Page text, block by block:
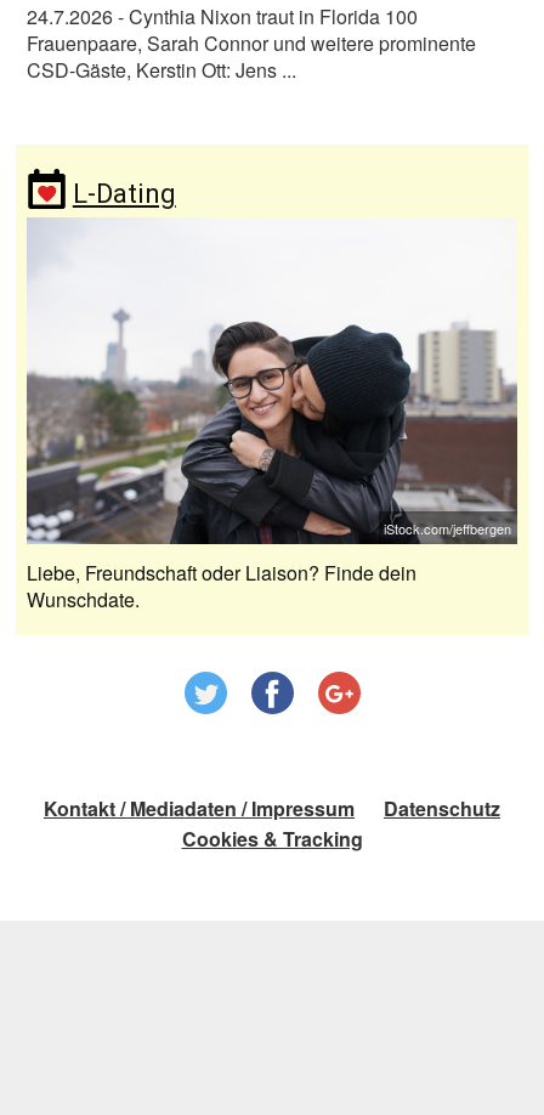
24.7.2026- Cynthia Nixon traut in Florida 100
Frauenpaare, Sarah Connor und weitere prominente
CSD-Gäste, Kerstin Ott: Jens ...
L-Dating
iStock.com/jeffbergen
Liebe, Freundschaft oder Liaison? Finde dein
Wunschdate.
Kontakt / Mediadaten / Impressum
Datenschutz
Cookies & Tracking